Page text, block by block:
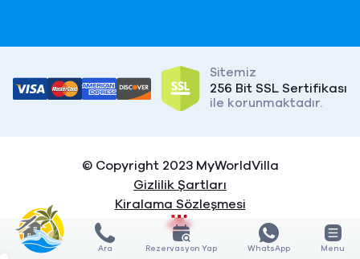
Sitemiz
256 Bit SSL Sertifikası
ile korunmaktadır.
© Copyright 2023 MyWorldVilla
Gizlilik Şartları
Kiralama Sözleşmesi
Ara Rezervasyon Yap WhatsApp Menu